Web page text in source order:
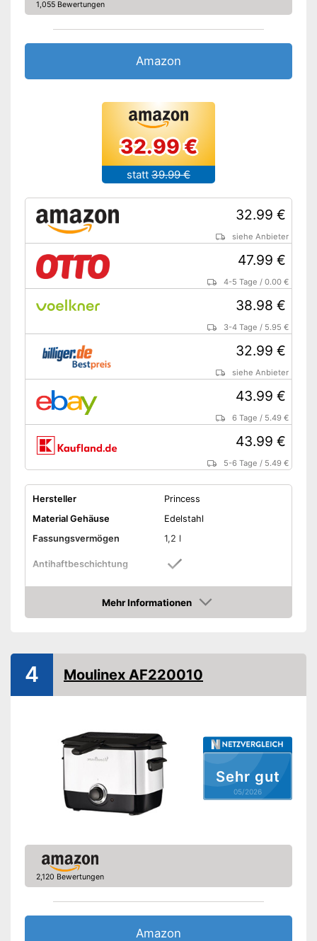
1,055 Bewertungen
Amazon
32.99 €
statt 39.99 €
32.99 €
siehe Anbieter
47.99 €
4-5 Tage /0.00 €
38.98 €
3-4 Tage / 5.95 €
32.99 €
siehe Anbieter
43.99 €
6 Tage / 5.49 €
43.99 €
5-6 Tage / 5.49 €
Hersteller
Princess
Material Gehäuse
Edelstahl
Fassungsvermögen
1,2 l
Antihaftbeschichtung
Leistung
840 W
21 x 27.5 x 29.5 cm
Überhitzungsschutz
Praktischer Timer integriert
spülmaschinengeeignet
Amazon Lieferzeit
Mehr Informationen
Amazon
Sehr gut
05/2026
4 Moulinex AF220010
2,120 Bewertungen
Amazon